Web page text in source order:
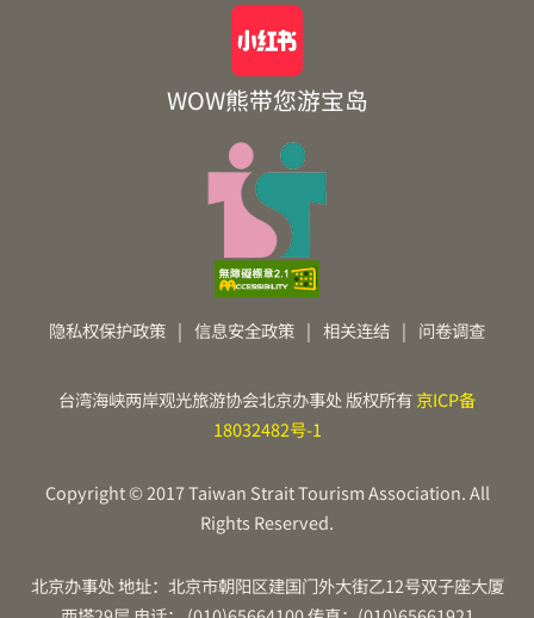
WOW熊带您游宝岛
隐私权保护政策 | 信息安全政策 | 相关连结 | 问卷调查
台湾海峡两岸观光旅游协会北京办事处 版权所有京ICP备
18032482号-1
Copyright © 2017 Taiwan Strait Tourism Association. All
Rights Reserved.
北京办事处 地址：北京市朝阳区建国门外大街乙12号双子座大厦